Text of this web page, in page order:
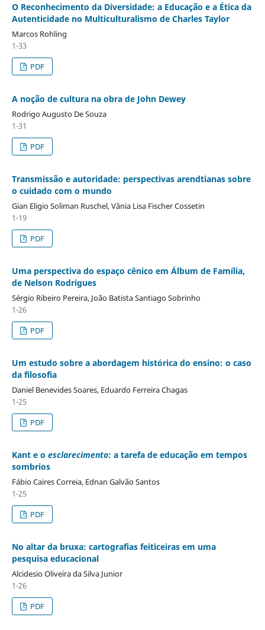
O Reconhecimento da Diversidade: a Educação e a Ética da
Autenticidade no Multiculturalismo de Charles Taylor
Marcos Rohling
1-33
PDF
A noção de cultura na obra de John Dewey
Rodrigo Augusto De Souza
1-31
PDF
Transmissão e autoridade: perspectivas arendtianas sobre
o cuidado com o mundo
Gian Eligio Soliman Ruschel, Vânia Lisa Fischer Cossetin
1-19
PDF
Uma perspectiva do espaço cênico em Álbum de Família,
de Nelson Rodrigues
Sérgio Ribeiro Pereira, João Batista Santiago Sobrinho
1-26
PDF
Um estudo sobre a abordagem histórica do ensino: o caso
da filosofia
Daniel Benevides Soares, Eduardo Ferreira Chagas
1-25
PDF
Kant e o esclarecimento: a tarefa de educação em tempos
sombrios
Fábio Caires Correia, Ednan Galvão Santos
1-25
PDF
No altar da bruxa: cartografias feiticeiras em uma
pesquisa educacional
Alcidesio Oliveira da Silva Junior
1-26
PDF